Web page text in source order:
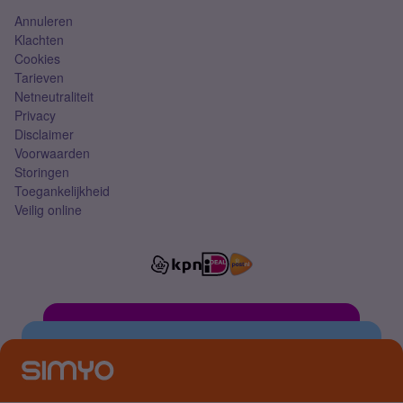
Annuleren
Klachten
Cookies
Tarieven
Netneutraliteit
Privacy
Disclaimer
Voorwaarden
Storingen
Toegankelijkheid
Veilig online